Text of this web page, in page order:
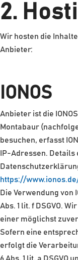
2.
Wir hosten die
Anbieter:
IONOS
Anbieter ist die
Montabaur
besuchen, erfasst
IP-Adressen.
https://
Die Verwendung von
Abs. 1 lit. f DSGVO.
einer möglichst
Sofern eine
erfolgt die